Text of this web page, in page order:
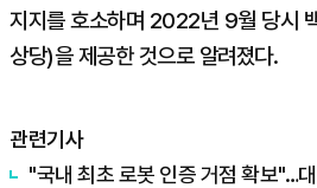
지지를 호소하며 2022년 9월 당시
상당)을 제공한 것으로 알려졌다.
관련기사
"국내 최초 로봇 인증 거점 확보"…